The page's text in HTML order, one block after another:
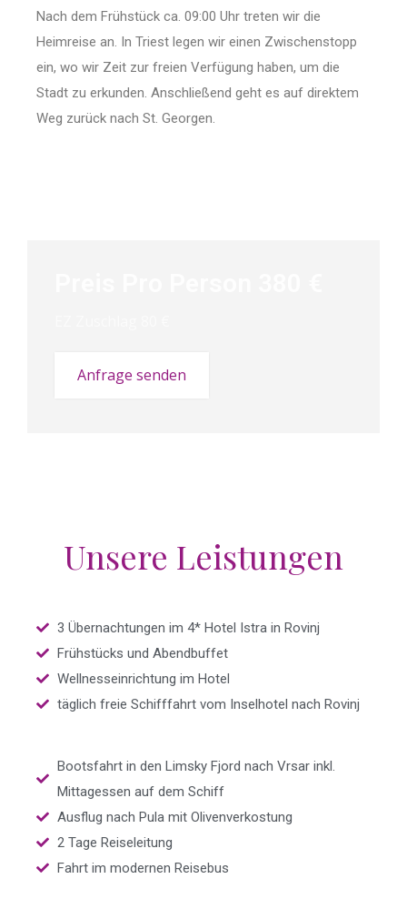
Nach dem Frühstück ca. 09:00 Uhr treten wir die
Heimreise an. In Triest legen wir einen Zwischenstopp
ein, wo wir Zeit zur freien Verfügung haben, um die
Stadt zu erkunden. Anschließend geht es auf direktem
Weg zurück nach St. Georgen.
Anfrage senden
Unsere Leistungen
3 Übernachtungen im 4* Hotel Istra in Rovinj
Frühstücks und Abendbuffet
Wellnesseinrichtung im Hotel
täglich freie Schifffahrt vom Inselhotel nach Rovinj
Bootsfahrt in den Limsky Fjord nach Vrsar inkl.
Mittagessen auf dem Schiff
Ausflug nach Pula mit Olivenverkostung
2 Tage Reiseleitung
Fahrt im modernen Reisebus